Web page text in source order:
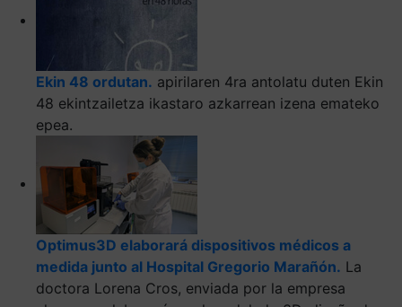
Ekin 48 ordutan. apirilaren 4ra antolatu duten Ekin
48 ekintzailetza ikastaro azkarrean izena emateko
epea.
Optimus3D elaborará dispositivos médicos a
medida junto al Hospital Gregorio Marañón. La
doctora Lorena Cros, enviada por la empresa